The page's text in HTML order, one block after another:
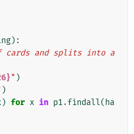
):
cards and splits into a
" )
)
) for x in p1.findall(ha